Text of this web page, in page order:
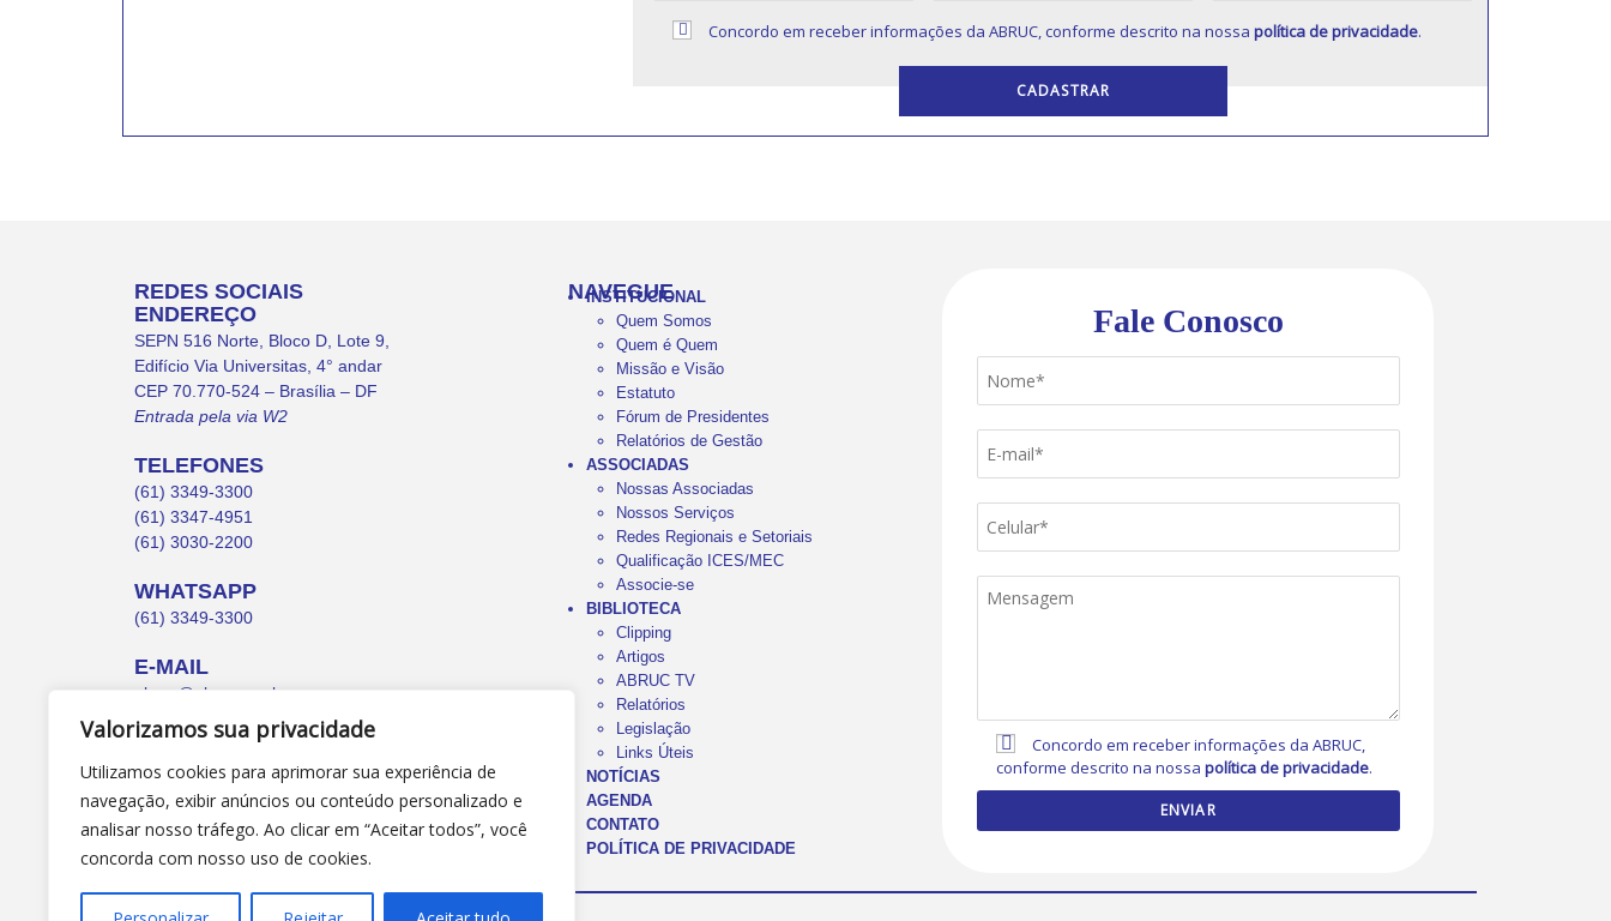
Valorizamos sua privacidade
Utilizamos cookies para aprimorar sua experiência de
navegação, exibir anúncios ou conteúdo personalizado e
analisar nosso tráfego. Ao clicar em “Aceitar todos”, você
concorda com nosso uso de cookies.
Concordo em receber informações da ABRUC, conforme descrito na nossapolítica de privacidade.
REDES SOCIAIS
ENDEREÇO
SEPN 516 Norte, Bloco D, Lote 9,
Edifício Via Universitas, 4° andar
CEP 70.770-524 – Brasília – DF
Entrada pela via W2
TELEFONES
(61) 3349-3300
(61) 3347-4951
(61) 3030-2200
WHATSAPP
(61) 3349-3300
E-MAIL
abruc@abruc.org.br
NAVEGUE
INSTITUCIONAL
Quem Somos
Quem é Quem
Missão e Visão
Estatuto
Fórum de Presidentes
Relatórios de Gestão
ASSOCIADAS
Nossas Associadas
Nossos Serviços
Redes Regionais e Setoriais
Qualificação ICES/MEC
Associe-se
BIBLIOTECA
Clipping
Artigos
ABRUC TV
Relatórios
Legislação
Links Úteis
NOTÍCIAS
AGENDA
CONTATO
POLÍTICA DE PRIVACIDADE
Fale Conosco
Concordo em receber informações da ABRUC,
conforme descrito na nossa política de privacidade.